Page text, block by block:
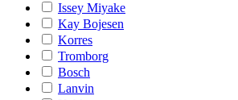
Issey Miyake
Kay Bojesen
Korres
Tromborg
Bosch
Lanvin